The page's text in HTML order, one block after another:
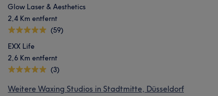
Glow Laser & Aesthetics
2,4 Km entfernt
(59)
EXX Life
2,6 Km entfernt
(3)
Weitere Waxing Studios in Stadtmitte, Düsseldorf